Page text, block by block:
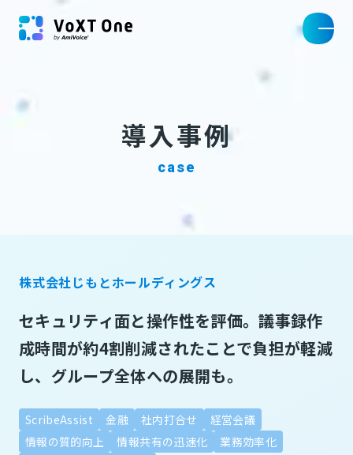
導入事例
case
株式会社じもとホールディングス
セキュリティ面と操作性を評価。議事録作
成時間が約4割削減されたことで負担が軽減
し、グループ全体への展開も。
ScribeAssist 金融 社内打合せ
経営会議
情報の質的向上
情報共有の迅速化
業務効率化